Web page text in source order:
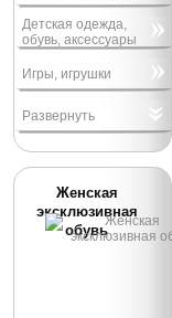
Детская одежда,
обувь, аксессуары
Игры, игрушки
Развернуть
Женская
эксклюзивная
обувь